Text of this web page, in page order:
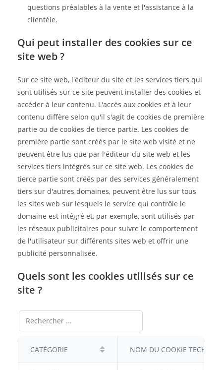
questions préalables à la vente et l'assistance à la
clientèle.
Qui peut installer des cookies sur ce
site web ?
Sur ce site web, l'éditeur du site et les services tiers qui
sont utilisés sur ce site peuvent installer des cookies et
accéder à leur contenu. L'accès aux cookies et à leur
contenu diffère selon qu'il s'agit de cookies de première
partie ou de cookies de tierce partie. Les cookies de
première partie sont créés par le site web visité et ne
peuvent être lus que par l'éditeur du site web et les
services tiers intégrés sur ce site web. Les cookies de
tierce partie sont créés par des services généralement
tiers sur d'autres domaines, peuvent être lus sur tous
les sites web sur lesquels le service qui contrôle le
domaine est intégré et, par exemple, sont utilisés par
les réseaux publicitaires pour suivre le comportement
de l'utilisateur sur différents sites web et offrir une
publicité personnalisée.
Quels sont les cookies utilisés sur ce
site ?
CATÉGORIE NOM DU COOKIE